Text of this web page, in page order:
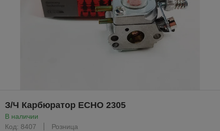
З/Ч Карбюратор ECHO 2305
В наличии
Код: 8407
Розница